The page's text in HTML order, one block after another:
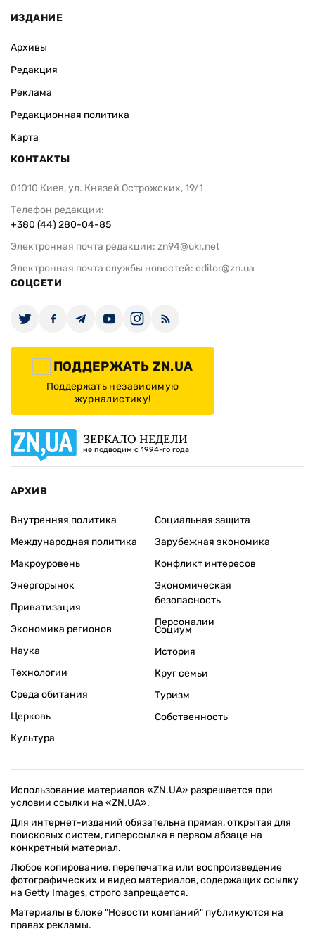
ИЗДАНИЕ
Архивы
Редакция
Реклама
Редакционная политика
Карта
КОНТАКТЫ
01010 Киев, ул. Князей Острожских, 19/1
Телефон редакции:
+380 (44) 280-04-85
Электронная почта редакции: zn94@ukr.net
Электронная почта службы новостей: editor@zn.ua
СОЦСЕТИ
ПОДДЕРЖАТЬ ZN.UA
Поддержать независимую
журналистику!
ЗЕРКАЛО НЕДЕЛИ
не подводим с 1994-го года
АРХИВ
Внутренняя политика
Международная политика
Макроуровень
Энергорынок
Приватизация
Экономика регионов
Социальная защита
Зарубежная экономика
Конфликт интересов
Экономическая
безопасность
Персоналии
Наука
Технологии
Среда обитания
Церковь
Культура
Социум
История
Круг семьи
Туризм
Собственность
Использование материалов «ZN.UA» разрешается при
условии ссылки на «ZN.UA».
Для интернет-изданий обязательна прямая, открытая для
поисковых систем, гиперссылка в первом абзаце на
конкретный материал.
Любое копирование, перепечатка или воспроизведение
фотографических и видео материалов, содержащих ссылку
на Getty Images, строго запрещается.
Материалы в блоке "Новости компаний" публикуются на
правах рекламы.